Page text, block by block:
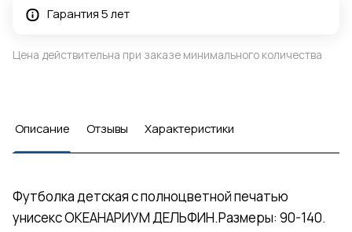
Гарантия 5 лет
Цена действительна при заказе минимального количества
Описание Отзывы Характеристики
Футболка детская с полноцветной печатью
унисекс ОКЕАНАРИУМ ДЕЛЬФИН.Размеры: 90-140.